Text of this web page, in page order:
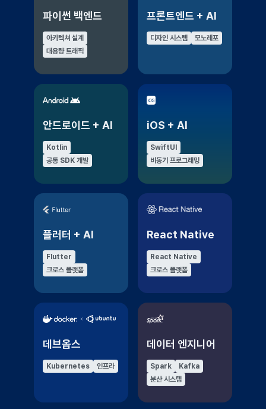
파이썬 백엔드
아키텍쳐 설계
대용량 트래픽
프론트엔드 + AI
디자인 시스템 모노레포
안드로이드 + AI
Kotlin
공통 SDK 개발
iOS + AI
SwiftUI
비동기 프로그래밍
플러터 + AI
Flutter
크로스 플랫폼
React Native
React Native
크로스 플랫폼
데브옵스
Kubernetes 인프라
데이터 엔지니어
Spark
Kafka
분산 시스템